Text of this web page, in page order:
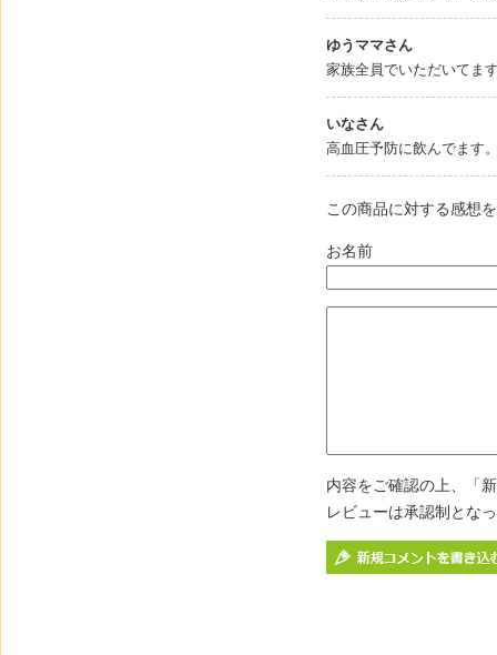
ゆうママさん
家族全員でいただいてま
いなさん
高血圧予防に飲んでます
この商品に対する感想
お名前
内容をご確認の上、「
レビューは承認制とな